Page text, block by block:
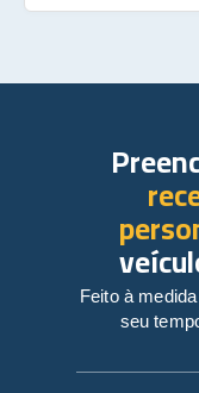
Feito à
seu